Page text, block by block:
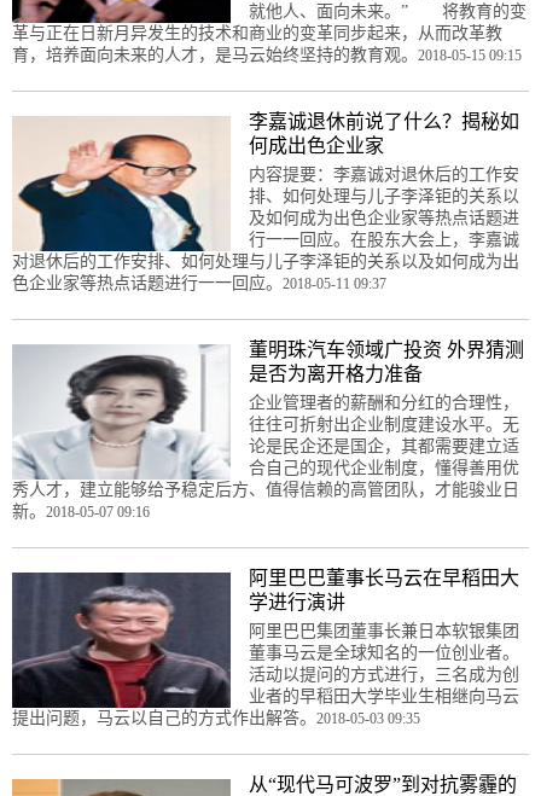
就他人、面向未来。” 将教育的变
革与正在日新月异发生的技术和商业的变革同步起来，从而改革教
育，培养面向未来的人才，是马云始终坚持的教育观。 2018-05-15 09:15
李嘉诚退休前说了什么？揭秘如
何成出色企业家
内容提要：李嘉诚对退休后的工作安
排、如何处理与儿子李泽钜的关系以
及如何成为出色企业家等热点话题进
行一一回应。在股东大会上，李嘉诚
对退休后的工作安排、如何处理与儿子李泽钜的关系以及如何成为出
色企业家等热点话题进行一一回应。 2018-05-11 09:37
董明珠汽车领域广投资 外界猜测
是否为离开格力准备
企业管理者的薪酬和分红的合理性，
往往可折射出企业制度建设水平。无
论是民企还是国企，其都需要建立适
合自己的现代企业制度，懂得善用优
秀人才，建立能够给予稳定后方、值得信赖的高管团队，才能骏业日
新。 2018-05-07 09:16
阿里巴巴董事长马云在早稻田大
学进行演讲
阿里巴巴集团董事长兼日本软银集团
董事马云是全球知名的一位创业者。
活动以提问的方式进行，三名成为创
业者的早稻田大学毕业生相继向马云
提出问题，马云以自己的方式作出解答。 2018-05-03 09:35
从“现代马可波罗”到对抗雾霾的